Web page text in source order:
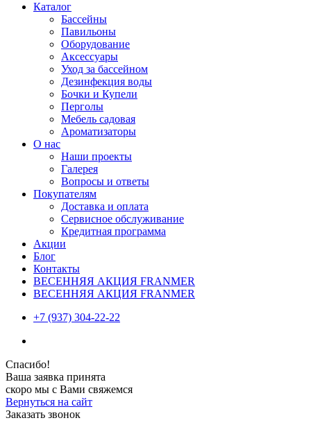
Каталог
Бассейны
Павильоны
Оборудование
Аксессуары
Уход за бассейном
Дезинфекция воды
Бочки и Купели
Перголы
Мебель садовая
Ароматизаторы
О нас
Наши проекты
Галерея
Вопросы и ответы
Покупателям
Доставка и оплата
Сервисное обслуживание
Кредитная программа
Акции
Блог
Контакты
ВЕСЕННЯЯ АКЦИЯ FRANMER
ВЕСЕННЯЯ АКЦИЯ FRANMER
+7 (937) 304-22-22
Спасибо!
Ваша заявка принята
скоро мы с Вами свяжемся
Вернуться на сайт
Заказать звонок